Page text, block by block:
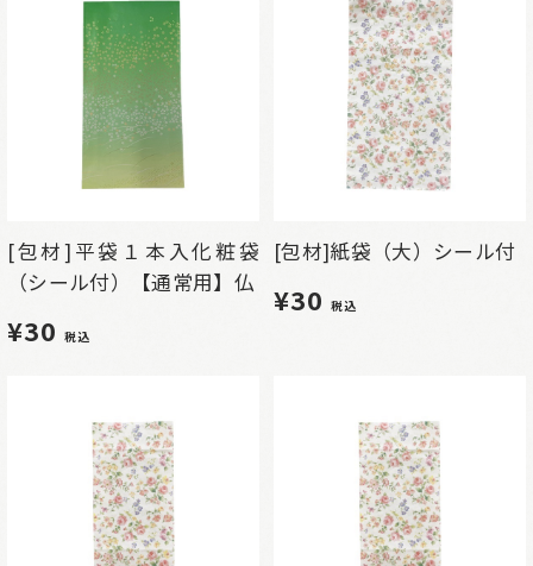
[包材]平袋１本入化粧袋
（シール付）【通常用】仏
¥30税込
[包材]紙袋（大）シール付
¥30税込